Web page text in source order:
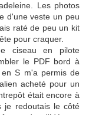
Les photos
d'une veste un peu
raté de peu un kit
pour craquer.
ciseau en pilote
le PDF bord à
en S m'a permis de
acheté pour un
était encore à
je redoutais le côté